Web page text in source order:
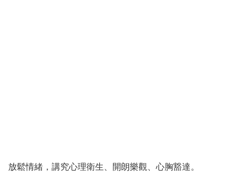
放鬆情緒，講究心理衛生、開朗樂觀、心胸豁達。